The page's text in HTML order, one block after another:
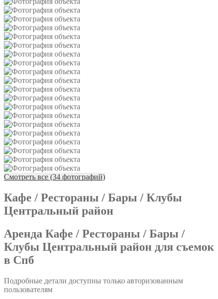
Смотреть все (34 фотографий)
Кафе / Рестораны / Бары / Клубы
Центральный район
Аренда Кафе / Рестораны / Бары /
Клубы Центральный район для съемок
в Спб
Подробные детали доступны только авторизованным
пользователям